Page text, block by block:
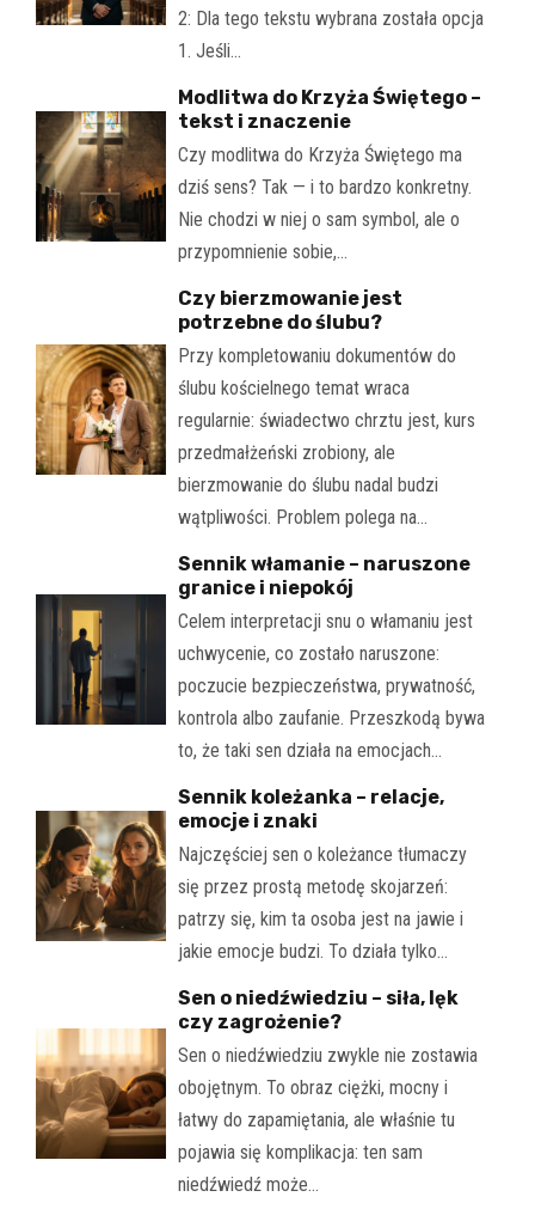
2: Dla tego tekstu wybrana została opcja
1. Jeśli…
Modlitwa do Krzyża Świętego –
tekst i znaczenie
Czy modlitwa do Krzyża Świętego ma
dziś sens? Tak — i to bardzo konkretny.
Nie chodzi w niej o sam symbol, ale o
przypomnienie sobie,…
Czy bierzmowanie jest
potrzebne do ślubu?
Przy kompletowaniu dokumentów do
ślubu kościelnego temat wraca
regularnie: świadectwo chrztu jest, kurs
przedmałżeński zrobiony, ale
bierzmowanie do ślubu nadal budzi
wątpliwości. Problem polega na…
Sennik włamanie – naruszone
granice i niepokój
Celem interpretacji snu o włamaniu jest
uchwycenie, co zostało naruszone:
poczucie bezpieczeństwa, prywatność,
kontrola albo zaufanie. Przeszkodą bywa
to, że taki sen działa na emocjach…
Sennik koleżanka – relacje,
emocje i znaki
Najczęściej sen o koleżance tłumaczy
się przez prostą metodę skojarzeń:
patrzy się, kim ta osoba jest na jawie i
jakie emocje budzi. To działa tylko…
Sen o niedźwiedziu – siła, lęk
czy zagrożenie?
Sen o niedźwiedziu zwykle nie zostawia
obojętnym. To obraz ciężki, mocny i
łatwy do zapamiętania, ale właśnie tu
pojawia się komplikacja: ten sam
niedźwiedź może…